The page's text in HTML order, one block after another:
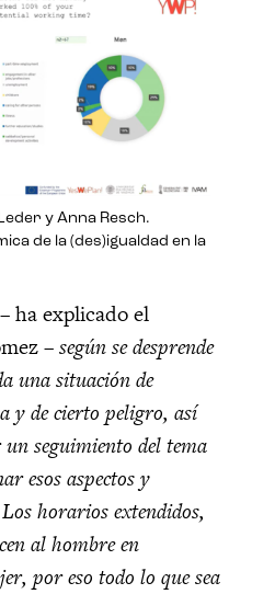
y Anna Resch.
de la (des)igualdad en la
ha explicado el
–según se desprende
una situación de
y de cierto peligro, así
seguimiento del tema
esos aspectos y
Los horarios extendidos,
al hombre en
por eso todo lo que sea